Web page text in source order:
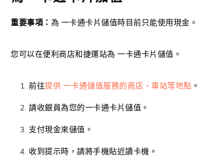
重要事項： 為 一卡通卡片儲值時目前只能使用現金。
您可以在便利商店和捷運站為 一卡通卡片儲值。
前往提供 一卡通儲值服務的商店、車站等地點 。
請收銀員為您的一卡通卡片儲值。
支付現金來儲值。
收到提示時，請將手機貼近讀卡機。